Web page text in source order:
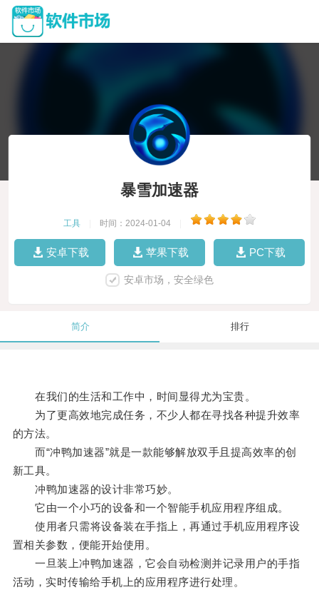
暴雪加速器
工具 时间：2024-01-04
安卓下载 苹果下载 PC下载
安卓市场，安全绿色
简介 排行
在我们的生活和工作中，时间显得尤为宝贵。
为了更高效地完成任务，不少人都在寻找各种提升效率
的方法。
而“冲鸭加速器”就是一款能够解放双手且提高效率的创
新工具。
冲鸭加速器的设计非常巧妙。
它由一个小巧的设备和一个智能手机应用程序组成。
使用者只需将设备装在手指上，再通过手机应用程序设
置相关参数，便能开始使用。
一旦装上冲鸭加速器，它会自动检测并记录用户的手指
活动，实时传输给手机上的应用程序进行处理。